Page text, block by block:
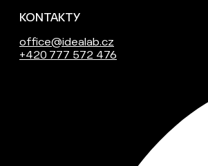
KONTAKTY
office@idealab.cz
+420 777 572 476